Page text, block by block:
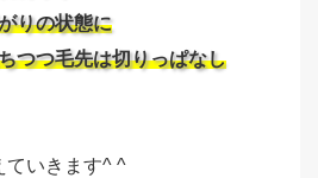
りの状態に
つつ毛先は切りっぱなし
ていきます^ ^